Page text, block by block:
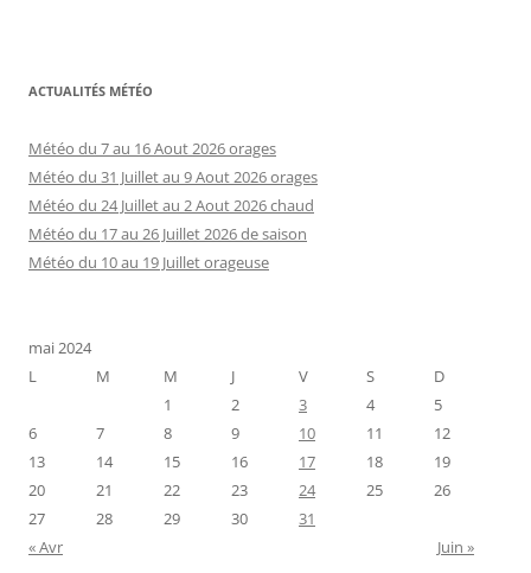
ACTUALITÉS MÉTÉO
Météo du 7 au 16 Aout 2026 orages
Météo du 31 Juillet au 9 Aout 2026 orages
Météo du 24 Juillet au 2 Aout 2026 chaud
Météo du 17 au 26 Juillet 2026 de saison
Météo du 10 au 19 Juillet orageuse
mai 2024
L
M M J V S
D
1
2 3 4
5
6
7 8 9 10 11
12
13
14 15 16 17 18
19
20
21 22 23 24 25
26
27
28 29 30
31
« Avr
Juin »